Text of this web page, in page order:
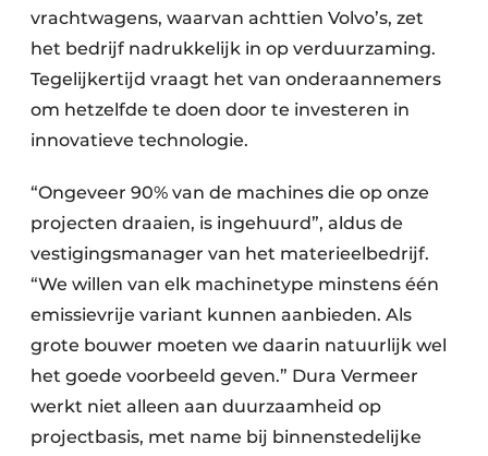
vrachtwagens, waarvan achttien Volvo’s, zet
het bedrijf nadrukkelijk in op verduurzaming.
Tegelijkertijd vraagt het van onderaannemers
om hetzelfde te doen door te investeren in
innovatieve technologie.
“Ongeveer 90% van de machines die op onze
projecten draaien, is ingehuurd”, aldus de
vestigingsmanager van het materieelbedrijf.
“We willen van elk machinetype minstens één
emissievrije variant kunnen aanbieden. Als
grote bouwer moeten we daarin natuurlijk wel
het goede voorbeeld geven.” Dura Vermeer
werkt niet alleen aan duurzaamheid op
projectbasis, met name bij binnenstedelijke